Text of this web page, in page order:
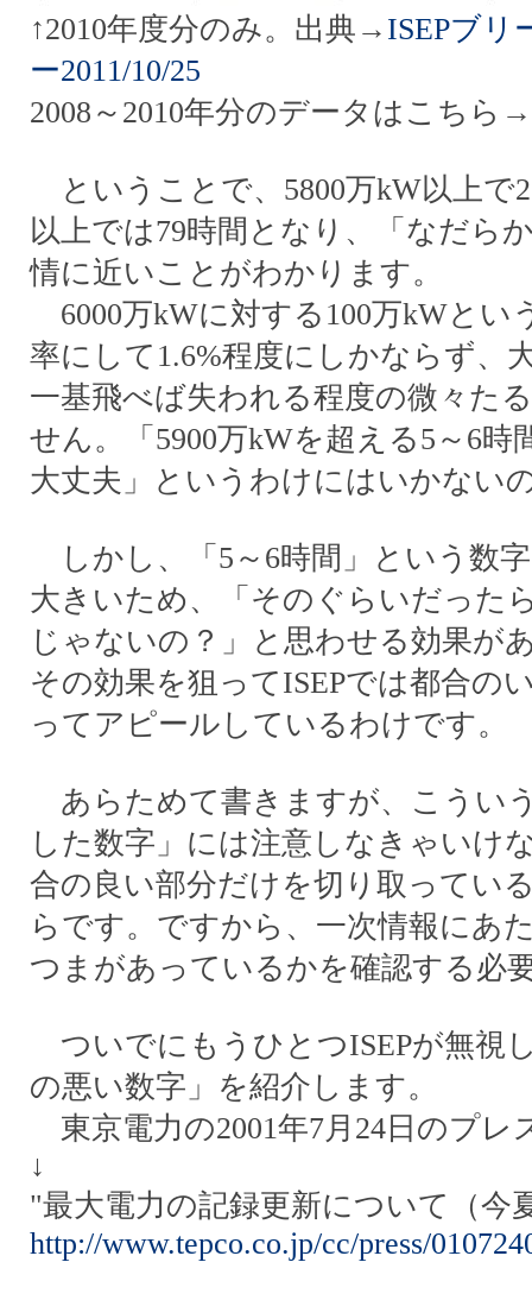
↑2010年度分のみ。出典→ ISEPブリ
ー2011/10/25
2008～2010年分のデータはこちら→
ということで、5800万kW以上で
以上では79時間となり、「なだら
情に近いことがわかります。
6000万kWに対する100万kWとい
率にして1.6%程度にしかならず、
一基飛べば失われる程度の微々た
せん。「5900万kWを超える5～6時
大丈夫」というわけにはいかない
しかし、「5～6時間」という数
大きいため、「そのぐらいだった
じゃないの？」と思わせる効果が
その効果を狙ってISEPでは都合の
ってアピールしているわけです。
あらためて書きますが、こうい
した数字」には注意しなきゃいけ
合の良い部分だけを切り取ってい
らです。ですから、一次情報にあ
つまがあっているかを確認する必
ついでにもうひとつISEPが無視
の悪い数字」を紹介します。
東京電力の2001年7月24日のプレ
↓
"最大電力の記録更新について（今
http://www.tepco.co.jp/cc/press/